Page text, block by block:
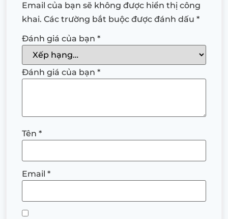
Email của bạn sẽ không được hiển thị công
khai. Các trường bắt buộc được đánh dấu *
Đánh giá của bạn *
Đánh giá của bạn *
Tên *
Email *